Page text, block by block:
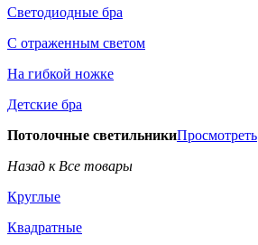
Светодиодные бра
С отраженным светом
На гибкой ножке
Детские бра
Потолочные светильникиПросмотреть
Назад к Все товары
Круглые
Квадратные